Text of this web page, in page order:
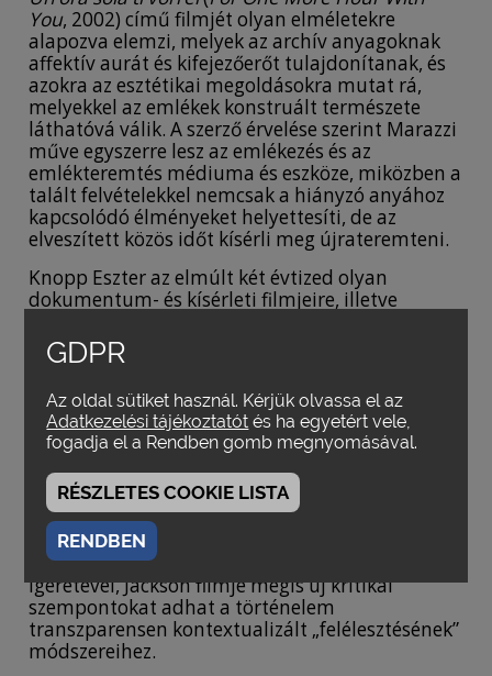
You, 2002) című filmjét olyan elméletekre
alapozva elemzi, melyek az archív anyagoknak
affektív aurát és kifejezőerőt tulajdonítanak, és
azokra az esztétikai megoldásokra mutat rá,
melyekkel az emlékek konstruált természete
láthatóvá válik. A szerző érvelése szerint Marazzi
műve egyszerre lesz az emlékezés és az
emlékteremtés médiuma és eszköze, miközben a
talált felvételekkel nemcsak a hiányzó anyához
kapcsolódó élményeket helyettesíti, de az
elveszített közös időt kísérli meg újrateremteni.
Knopp Eszter az elmúlt két évtized olyan
dokumentum- és kísérleti filmjeire, illetve
melyek archív anyagok színezésével és
(újra)hangosításával operáltak. Ezek közé
illeszkedikPeter Jackson Akik már nem
öregszenek meg(They Shall Not Grow Old,
című, első világháborús felvételeket manipuláló
népszerű, de sok vitát kavart munkája is, melyet
a szerző főként a történelmi hitelesség és
valóságáb-rázolás szempontjából tesz kritika
tárgyává. Érvelése szerint a módosított felvételek
spektakuláris, érzelmileg megnyerő hatása
ellentmondásban áll az autentikusság
ígéretével, Jackson filmje mégis új kritikai
szempontokat adhat a történelem
transzparensen kontextualizált „felélesztésének”
módszereihez.
GDPR
Az oldal sütiket használ. Kérjük olvassa el az
Adatkezelési tájékoztatót és ha egyetért vele,
fogadja el a Rendben gomb megnyomásával.
RÉSZLETES COOKIE LISTA
RENDBEN